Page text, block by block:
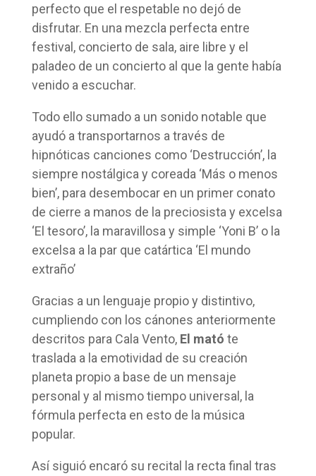
perfecto que el respetable no dejó de
disfrutar. En una mezcla perfecta entre
festival, concierto de sala, aire libre y el
paladeo de un concierto al que la gente había
venido a escuchar.
Todo ello sumado a un sonido notable que
ayudó a transportarnos a través de
hipnóticas canciones como ‘Destrucción’, la
siempre nostálgica y coreada ‘Más o menos
bien’, para desembocar en un primer conato
de cierre a manos de la preciosista y excelsa
‘El tesoro’, la maravillosa y simple ‘Yoni B’ o la
excelsa a la par que catártica ‘El mundo
extraño’
Gracias a un lenguaje propio y distintivo,
cumpliendo con los cánones anteriormente
descritos para Cala Vento, El mató te
traslada a la emotividad de su creación
planeta propio a base de un mensaje
personal y al mismo tiempo universal, la
fórmula perfecta en esto de la música
popular.
Así siguió encaró su recital la recta final tras